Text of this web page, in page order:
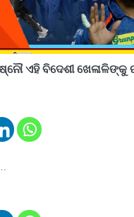
ଏହି ବିଦେଶୀ